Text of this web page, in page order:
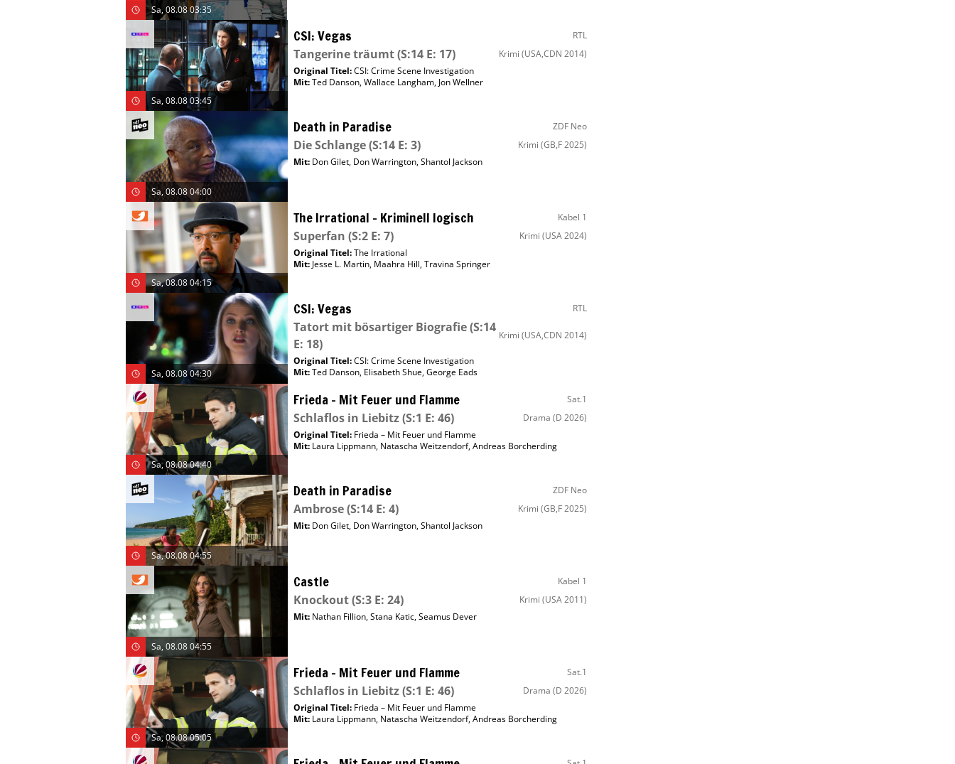
Sa, 08.08 03:35
Sa, 08.08 03:45
CSI: Vegas RTL
Tangerine träumt(S:14 E: 17) Krimi (USA,CDN 2014)
Original Titel:CSI: Crime Scene Investigation
Mit:Ted Danson,Wallace Langham, Jon Wellner
Sa, 08.08 04:00
Death in Paradise ZDF Neo
Die Schlange(S:14 E: 3) Krimi (GB,F 2025)
Mit: Don Gilet, Don Warrington,Shantol Jackson
Sa, 08.08 04:15
The Irrational – Kriminell logisch Kabel 1
Superfan (S:2 E: 7) Krimi (USA 2024)
Original Titel:The Irrational
Mit: Jesse L. Martin, Maahra Hill,Travina Springer
Sa, 08.08 04:30
CSI: Vegas RTL
Tatort mit bösartiger Biografie(S:14
E: 18)
Krimi (USA,CDN 2014)
Original Titel:CSI: Crime Scene Investigation
Mit:Ted Danson, Elisabeth Shue,George Eads
Sa, 08.08 04:40
Frieda – Mit Feuer und Flamme Sat.1
Schlaflos in Liebitz(S:1 E: 46) Drama (D 2026)
Original Titel: Frieda – Mit Feuer und Flamme
Mit: Laura Lippmann, Natascha Weitzendorf,Andreas Borcherding
Sa, 08.08 04:55
Death in Paradise ZDF Neo
Ambrose(S:14 E: 4) Krimi (GB,F 2025)
Mit: Don Gilet, Don Warrington,Shantol Jackson
Sa, 08.08 04:55
Castle Kabel 1
Knockout(S:3 E: 24) Krimi (USA 2011)
Mit: Nathan Fillion,Stana Katic,Seamus Dever
Sa, 08.08 05:05
Frieda – Mit Feuer und Flamme Sat.1
Schlaflos in Liebitz(S:1 E: 46) Drama (D 2026)
Original Titel: Frieda – Mit Feuer und Flamme
Mit: Laura Lippmann, Natascha Weitzendorf,Andreas Borcherding